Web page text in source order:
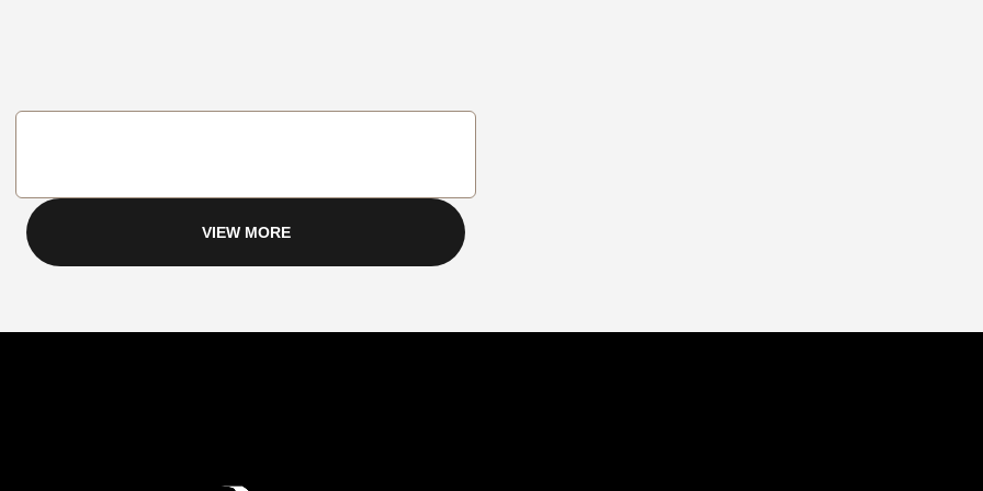
VIEW MORE